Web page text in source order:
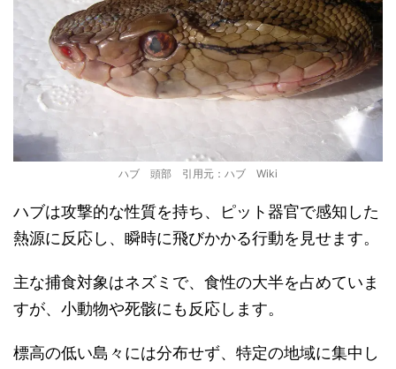
ハブ 頭部 引用元：ハブ Wiki
ハブは攻撃的な性質を持ち、ピット器官で感知した
熱源に反応し、瞬時に飛びかかる行動を見せます。
主な捕食対象はネズミで、食性の大半を占めていま
すが、小動物や死骸にも反応します。
標高の低い島々には分布せず、特定の地域に集中し